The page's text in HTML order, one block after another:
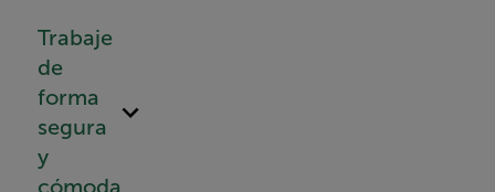
Trabaje
de
forma
segura
y
cómoda